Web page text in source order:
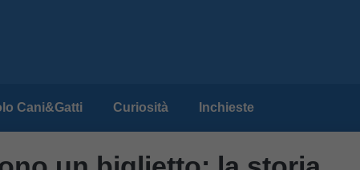
Cani&Gatti Curiosità Inchieste